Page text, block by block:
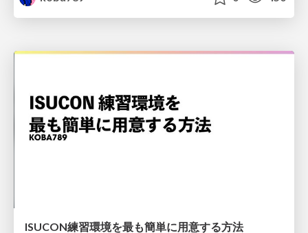
ISUCON練習環境を最も簡単に用意する方法